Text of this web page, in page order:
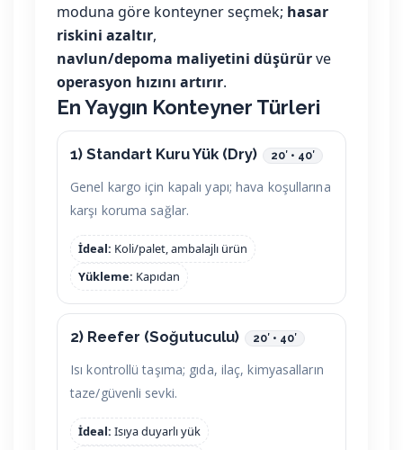
moduna göre konteyner seçmek; hasar
riskini azaltır,
navlun/depoma maliyetini düşürürve
operasyon hızını artırır.
En Yaygın Konteyner Türleri
1) Standart Kuru Yük (Dry) 20′ • 40′
Genel kargo için kapalı yapı; hava koşullarına
karşı koruma sağlar.
İdeal: Koli/palet, ambalajlı ürün
Yükleme: Kapıdan
2) Reefer (Soğutuculu) 20′ • 40′
Isı kontrollü taşıma; gıda, ilaç, kimyasalların
taze/güvenli sevki.
İdeal: Isıya duyarlı yük